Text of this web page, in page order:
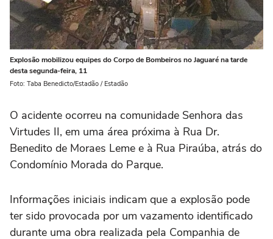
Explosão mobilizou equipes do Corpo de Bombeiros no Jaguaré na tarde
desta segunda-feira, 11
Foto: Taba Benedicto/Estadão / Estadão
O acidente ocorreu na comunidade Senhora das
Virtudes II, em uma área próxima à Rua Dr.
Benedito de Moraes Leme e à Rua Piraúba, atrás do
Condomínio Morada do Parque.
Informações iniciais indicam que a explosão pode
ter sido provocada por um vazamento identificado
durante uma obra realizada pela Companhia de